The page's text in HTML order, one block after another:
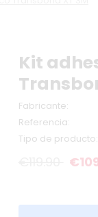
Kit
Fabricante:
Referencia:
Tipo de producto: